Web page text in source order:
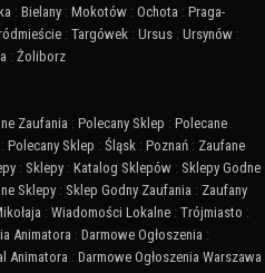
: Bielany : Mokotów : Ochota : Praga-
: Targówek : Ursus : Ursynów :
: Żoliborz
Zaufania : Polecany Sklep : Polecane
: Polecany Sklep : Śląsk : Poznań : Zaufane
: Sklepy : Katalog Sklepów : Sklepy Godne
Sklepy : Sklep Godny Zaufania : Zaufany
: Wiadomości Lokalne : Trójmiasto :
Animatora : Darmowe Ogłoszenia :
Animatora : Darmowe Ogłoszenia Warszawa